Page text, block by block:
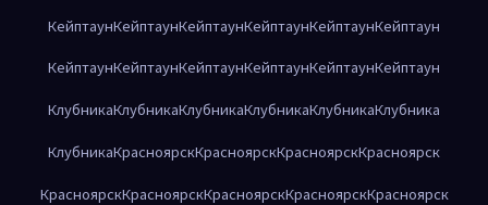
КейптаунКейптаунКейптаунКейптаунКейптаунКейптаун
КейптаунКейптаунКейптаунКейптаунКейптаунКейптаун
КлубникаКлубникаКлубникаКлубникаКлубникаКлубника
КлубникаКрасноярскКрасноярскКрасноярскКрасноярск
КрасноярскКрасноярскКрасноярскКрасноярскКрасноярск